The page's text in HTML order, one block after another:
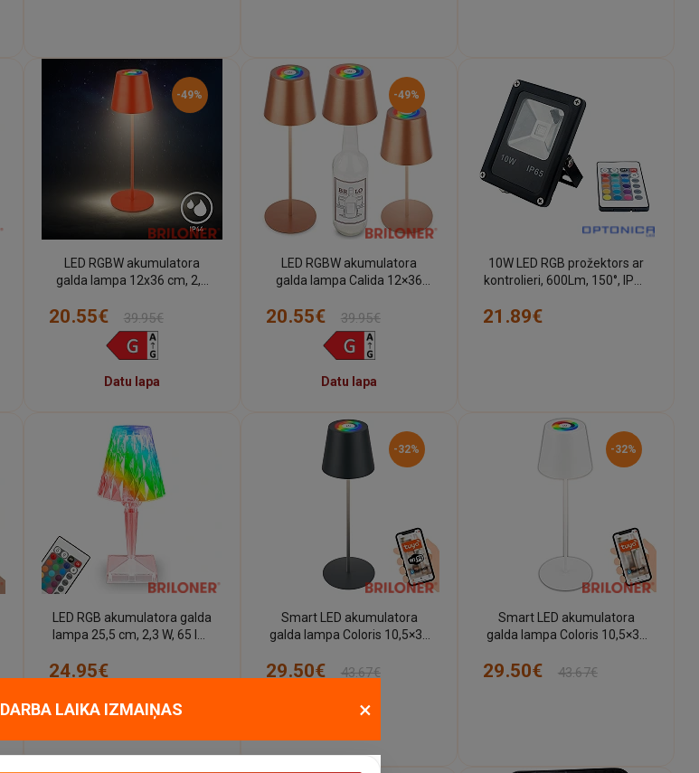
-49%
LED RGBW akumulatora
galda lampa 12x36 cm, 2,5
1 pudeles uzgalis (Briloner)
20.55€ 39.95€
Datu lapa
-49%
LED RGBW akumulatora
galda lampa Calida 12×36
bronza
20.55€ 39.95€
Datu lapa
10W LED RGB prožektors ar
kontrolieri, 600Lm, 150°, IP66
21.89€
LED RGB akumulatora galda
lampa 25,5 cm, 2,3 W, 65 lm,
24.95€
-32%
Smart LED akumulatora
galda lampa Coloris 10,5×36
antracīts
29.50€ 43.67€
-32%
Smart LED akumulatora
galda lampa Coloris 10,5×36
29.50€ 43.67€
DARBA LAIKA IZMAIŅAS ×